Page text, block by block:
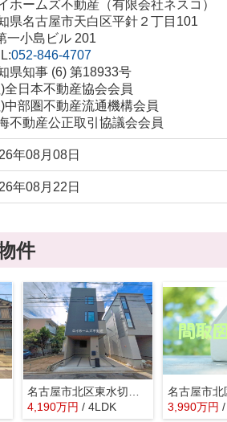
ホームズ不動産（有限会社ネスコ）
県名古屋市天白区平針２丁目101
一小島ビル 201
052-846-4707
県知事 (6) 第18933号
全日本不動産協会会員
中部圏不動産流通機構会員
不動産公正取引協議会会員
年08月08日
年08月22日
件
4,190万円 / 4LDK 3,990万円